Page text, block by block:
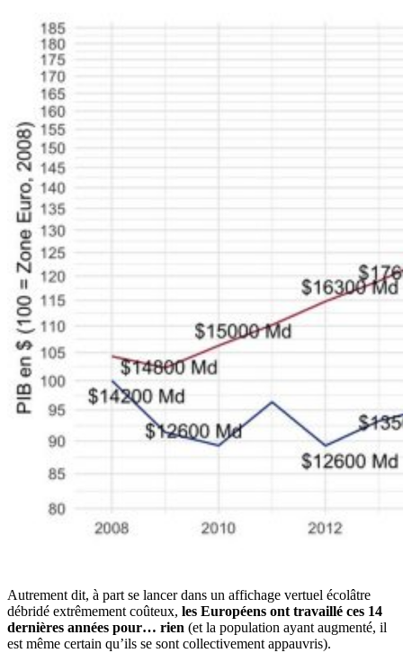
Autrement dit, à part se lancer dans un affichage vertuel écolâtre
débridé extrêmement coûteux, les Européens ont travaillé ces 14
dernières années pour… rien (et la population ayant augmenté, il
est même certain qu’ils se sont collectivement appauvris).